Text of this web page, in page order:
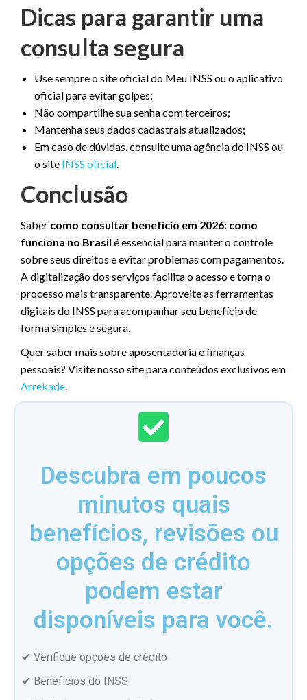
Dicas para garantir uma
consulta segura
Use sempre o site oficial do Meu INSS ou o aplicativo
oficial para evitar golpes;
Não compartilhe sua senha com terceiros;
Mantenha seus dados cadastrais atualizados;
Em caso de dúvidas, consulte uma agência do INSS ou
o site INSS oficial.
Conclusão
Saber como consultar benefício em 2026: como
funciona no Brasil é essencial para manter o controle
sobre seus direitos e evitar problemas com pagamentos.
A digitalização dos serviços facilita o acesso e torna o
processo mais transparente. Aproveite as ferramentas
digitais do INSS para acompanhar seu benefício de
forma simples e segura.
Quer saber mais sobre aposentadoria e finanças
pessoais? Visite nosso site para conteúdos exclusivos em
Arrekade.
Descubra em poucos
minutos quais
benefícios, revisões ou
opções de crédito
podem estar
disponíveis para você.
✔ Verifique opções de crédito
✔ Benefícios do INSS